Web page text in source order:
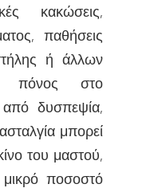
κακώσεις,
παθήσεις
ή άλλων
πόνος στο
δυσπεψία,
μπορεί
του μαστού,
ποσοστό